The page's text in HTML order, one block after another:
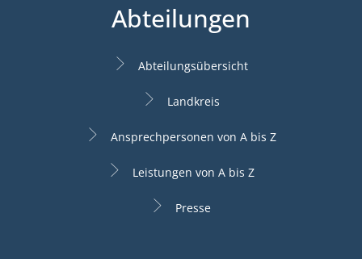
Abteilungen
Abteilungsübersicht
Landkreis
Ansprechpersonen von A bis Z
Leistungen von A bis Z
Presse